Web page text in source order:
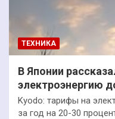
ТЕХНИКА
В Японии
электроэнергию
Kyodo: тарифы на
за год на 20-30